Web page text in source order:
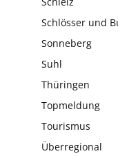
Schlösser und
Sonneberg
Suhl
Thüringen
Topmeldung
Tourismus
Überregional